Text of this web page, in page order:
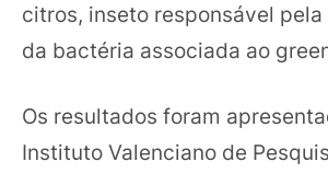
citros, inseto responsável
da bactéria associada ao
Os resultados foram
Instituto Valenciano de